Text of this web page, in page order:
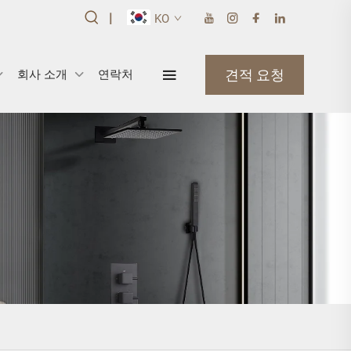
| KO
회사 소개 연락처 견적 요청